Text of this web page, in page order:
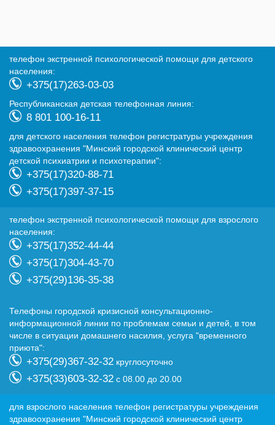
телефон экстренной психологической помощи для детского
населения:
+375(17)263-03-03
Республиканская детская телефонная линия:
8 801 100-16-11
для детского населения телефон регистратуры учреждения
здравоохранения "Минский городской клинический центр
детской психиатрии и психотерапии":
+375(17)320-88-71
+375(17)397-37-15
телефон экстренной психологической помощи для взрослого
населения:
+375(17)352-44-44
+375(17)304-43-70
+375(29)136-35-38
Телефоны городской кризисной консультационно-
информационной линии по проблемам семьи и детей, в том
числе в ситуации домашнего насилия, услуга "временного
приюта":
+375(29)367-32-32 круглосуточно
+375(33)603-32-32 с 08.00 до 20.00
для взрослого населения телефон регистратуры учреждения
здравоохранения "Минский городской клинический центр